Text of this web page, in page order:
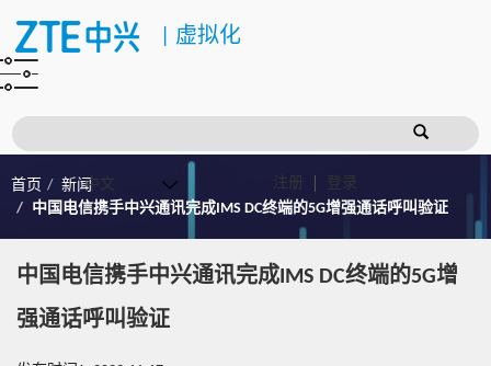
虚拟化
注册 登录
首页
新闻
中国电信携手中兴通讯完成IMS DC终端的5G增强通话呼叫验证
中国电信携手中兴通讯完成IMS DC终端的5G增
强通话呼叫验证